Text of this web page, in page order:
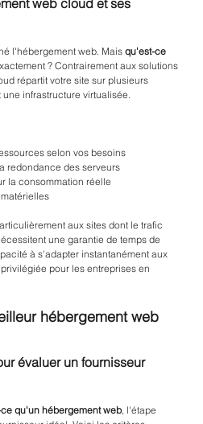
l'hébergement web. Mais qu'est-ce
? Contrairement aux solutions
répartit votre site sur plusieurs
infrastructure virtualisée.
selon vos besoins
redondance des serveurs
la consommation réelle
aux sites dont le trafic
une garantie de temps de
à s'adapter instantanément aux
pour les entreprises en
hébergement web
évaluer un fournisseur
qu'un hébergement web , l'étape